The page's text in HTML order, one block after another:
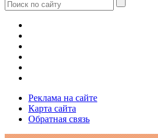
Реклама на сайте
Карта сайта
Обратная связь